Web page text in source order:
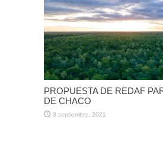
PROPUESTA DE REDAF
DE CHACO
3 septiembre, 2021